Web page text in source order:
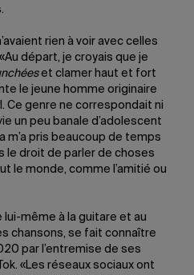
rien à voir avec celles
départ, je croyais que je
et clamer haut et fort
le jeune homme originaire
Ce genre ne correspondait ni
un peu banale d’adolescent
m’a pris beaucoup de temps
le droit de parler de choses
le monde, comme l’amitié ou
lui-même à la guitare et au
chansons, se fait connaître
par l’entremise de ses
«Les réseaux sociaux ont